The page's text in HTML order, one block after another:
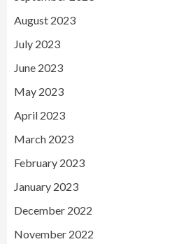
August 2023
July 2023
June 2023
May 2023
April 2023
March 2023
February 2023
January 2023
December 2022
November 2022